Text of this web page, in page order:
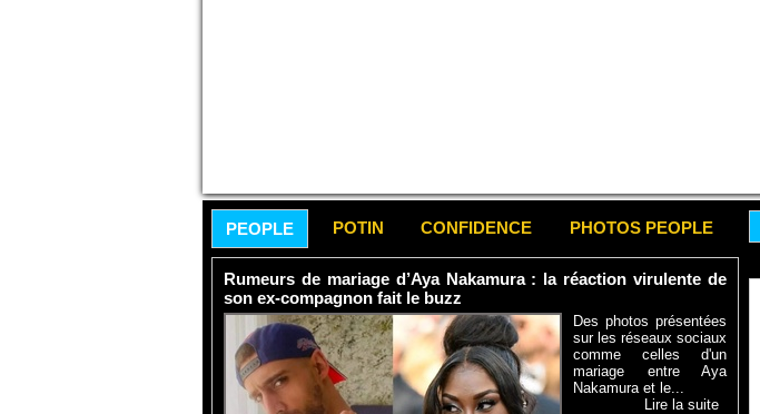
PEOPLE POTIN CONFIDENCE PHOTOS PEOPLE
Rumeurs de mariage d’Aya Nakamura : la réaction virulente de
son ex-compagnon fait le buzz
Des photos présentées
sur les réseaux sociaux
comme celles d'un
mariage entre Aya
Nakamura et le...
Lire la suite